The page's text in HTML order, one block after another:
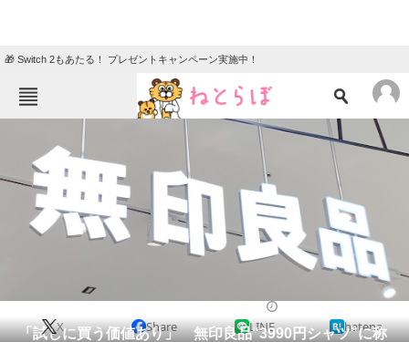
🎁 Switch 2もあたる！ プレゼントキャンペーン実施中！
ねとらぼメニュー
エンタメ クイズ
グルメ 地域
教育・育児
会員記事
「試しに買う価値あり」 無印良品“3990円シャツ”に称
X Share LINE hatena